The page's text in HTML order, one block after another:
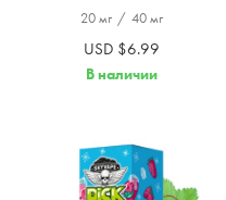
20 мг / 40 мг
USD $6.99
В наличии